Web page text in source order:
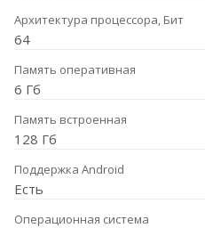
Архитектура процессора, Бит
64
Память оперативная
6 Гб
Память встроенная
128 Гб
Поддержка Android
Есть
Операционная система